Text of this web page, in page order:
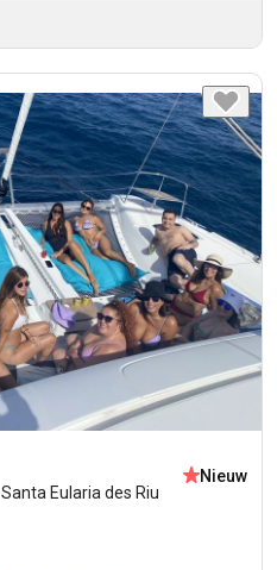
Santa Eularia des Riu
Nieuw